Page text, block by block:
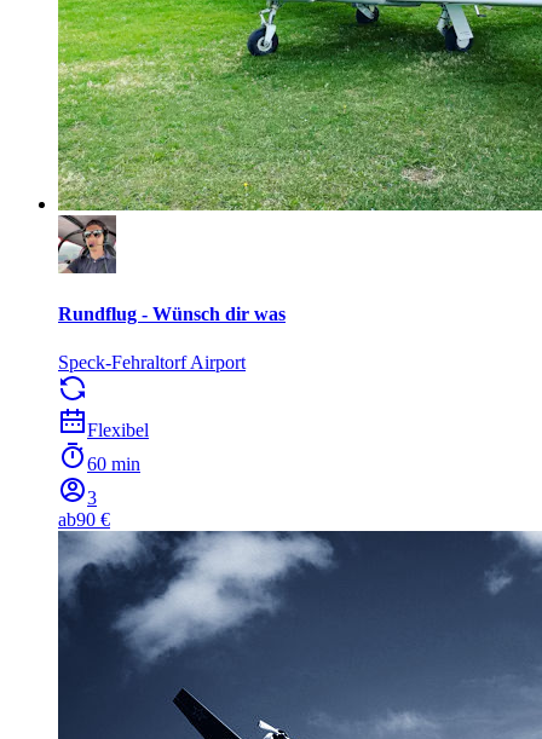
Rundflug - Wünsch dir was
Speck-Fehraltorf Airport
Flexibel
60 min
3
ab90 €